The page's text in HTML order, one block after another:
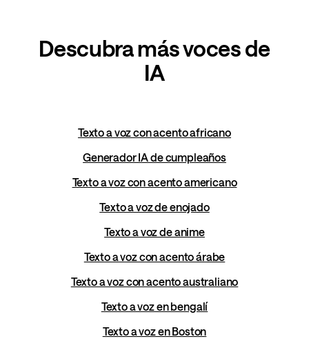
Descubra más voces de
IA
Texto a voz con acento africano
Generador IA de cumpleaños
Texto a voz con acento americano
Texto a voz de enojado
Texto a voz de anime
Texto a voz con acento árabe
Texto a voz con acento australiano
Texto a voz en bengalí
Texto a voz en Boston